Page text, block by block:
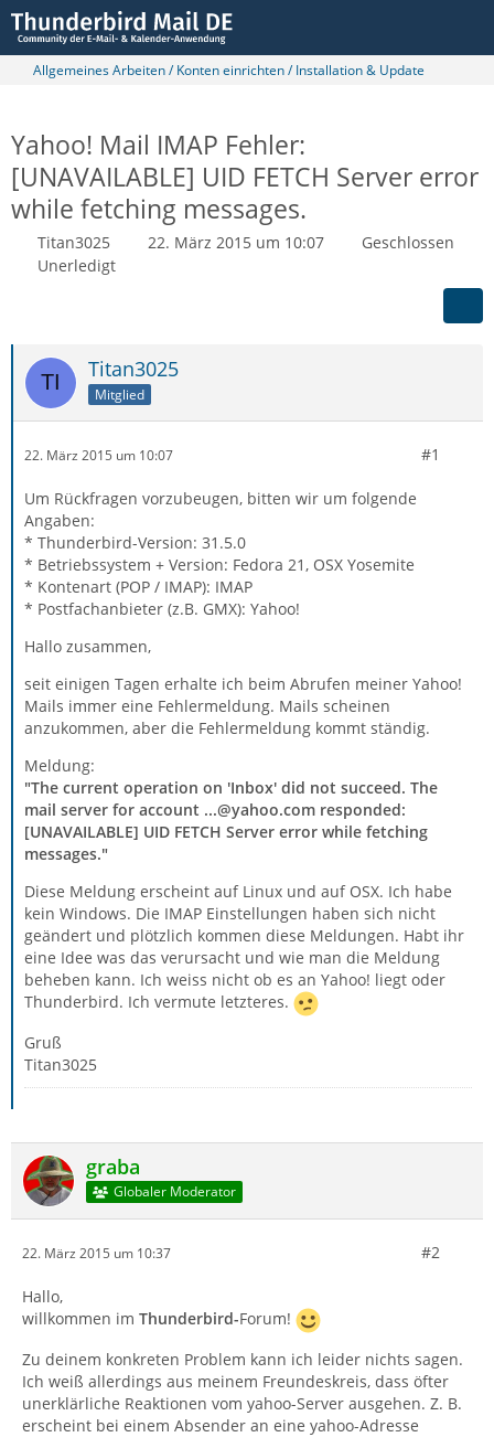
Allgemeines Arbeiten / Konten einrichten / Installation & Update
Yahoo! Mail IMAP Fehler:
[UNAVAILABLE] UID FETCH Server error
while fetching messages.
Titan3025 22. März 2015 um 10:07
Geschlossen
Unerledigt
Titan3025
Mitglied
22. März 2015 um 10:07 #1
Um Rückfragen vorzubeugen, bitten wir um folgende
Angaben:
* Thunderbird-Version: 31.5.0
* Betriebssystem + Version: Fedora 21, OSX Yosemite
* Kontenart (POP / IMAP): IMAP
* Postfachanbieter (z.B. GMX): Yahoo!
Hallo zusammen,
seit einigen Tagen erhalte ich beim Abrufen meiner Yahoo!
Mails immer eine Fehlermeldung. Mails scheinen
anzukommen, aber die Fehlermeldung kommt ständig.
Meldung:
"The current operation on 'Inbox' did not succeed. The
mail server for account ...@yahoo.com responded:
[UNAVAILABLE] UID FETCH Server error while fetching
messages."
Diese Meldung erscheint auf Linux und auf OSX. Ich habe
kein Windows. Die IMAP Einstellungen haben sich nicht
geändert und plötzlich kommen diese Meldungen. Habt ihr
eine Idee was das verursacht und wie man die Meldung
beheben kann. Ich weiss nicht ob es an Yahoo! liegt oder
Thunderbird. Ich vermute letzteres.
Gruß
Titan3025
graba
Globaler Moderator
22. März 2015 um 10:37 #2
Hallo,
willkommen im Thunderbird-Forum!
Zu deinem konkreten Problem kann ich leider nichts sagen.
Ich weiß allerdings aus meinem Freundeskreis, dass öfter
unerklärliche Reaktionen vom yahoo-Server ausgehen. Z. B.
erscheint bei einem Absender an eine yahoo-Adresse